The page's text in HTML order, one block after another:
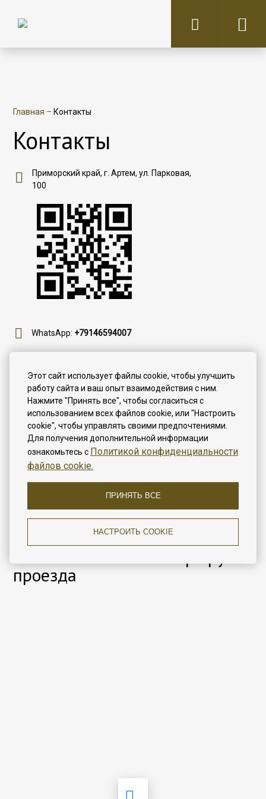
Этот сайт использует файлы cookie, чтобы улучшить
работу сайта и ваш опыт взаимодействия с ним.
Нажмите "Принять все", чтобы согласиться с
использованием всех файлов cookie, или "Настроить
cookie", чтобы управлять своими предпочтениями.
Для получения дополнительной информации
ознакомьтесь с Политикой конфиденциальности
файлов cookie.
ПРИНЯТЬ ВСЕ
НАСТРОИТЬ COOKIE
Главная – Контакты
Контакты
Приморский край, г. Артем, ул. Парковая,
100
WhatsApp: +79146594007
Max:+79146594007
У вас нет времени на телефонные звонки? Хотите
заказать номер максимально быстро и с
уверенностью в том, что он точно будет готов для Вас
в назначенное время? Воспользуйтесь формой
ЗАБРОНИРОВАТЬ
проезда